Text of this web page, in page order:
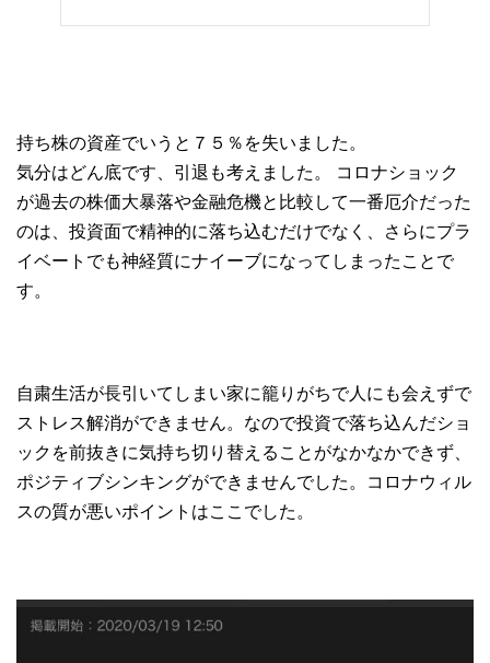
持ち株の資産でいうと７５％を失いました。
気分はどん底です、引退も考えました。 コロナショック
が過去の株価大暴落や金融危機と比較して一番厄介だった
のは、投資面で精神的に落ち込むだけでなく、さらにプラ
イベートでも神経質にナイーブになってしまったことで
す。
自粛生活が長引いてしまい家に籠りがちで人にも会えずで
ストレス解消ができません。なので投資で落ち込んだショ
ックを前抜きに気持ち切り替えることがなかなかできず、
ポジティブシンキングができませんでした。コロナウィル
スの質が悪いポイントはここでした。